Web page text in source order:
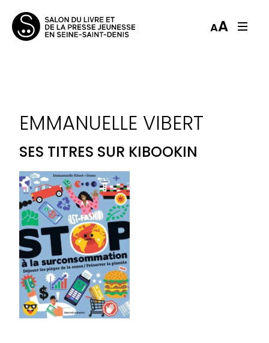
AA
EMMANUELLE VIBERT
SES TITRES SUR KIBOOKIN